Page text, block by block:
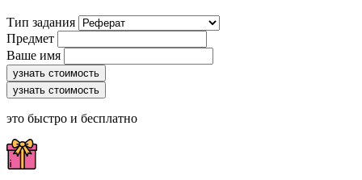
Тип задания
Предмет
Ваше имя
узнать стоимость
узнать стоимость
это быстро и бесплатно